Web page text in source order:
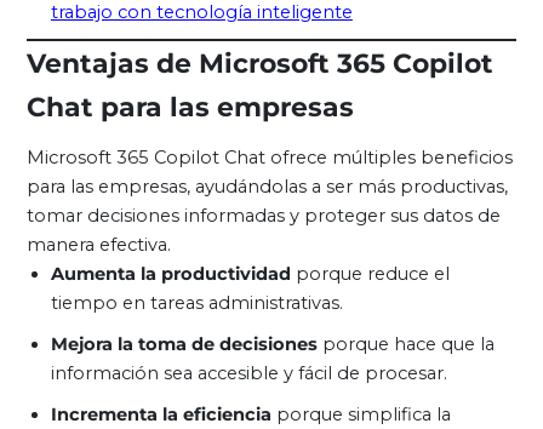
trabajo con tecnología inteligente
Ventajas de Microsoft 365 Copilot
Chat para las empresas
Microsoft 365 Copilot Chat ofrece múltiples beneficios
para las empresas, ayudándolas a ser más productivas,
tomar decisiones informadas y proteger sus datos de
manera efectiva.
Aumenta la productividad porque reduce el
tiempo en tareas administrativas.
Mejora la toma de decisiones porque hace que la
información sea accesible y fácil de procesar.
Incrementa la eficiencia porque simplifica la